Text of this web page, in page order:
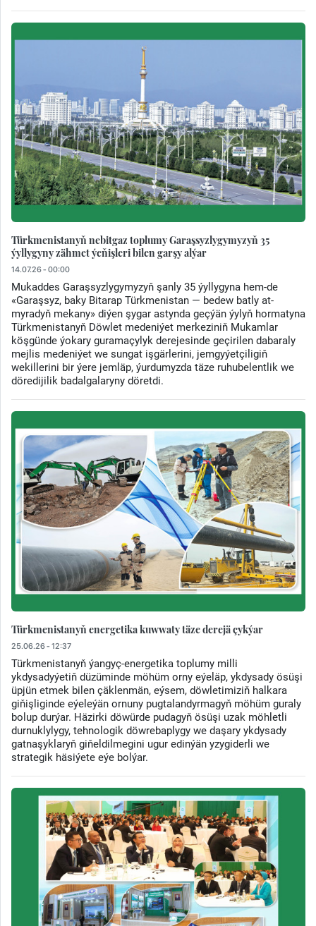
Türkmenistanyň nebitgaz toplumy Garaşsyzlygymyzyň 35
ýyllygyny zähmet ýeňişleri bilen garşy alýar
14.07.26 - 00:00
Mukaddes Garaşsyzlygymyzyň şanly 35 ýyllygyna hem-de
«Garaşsyz, baky Bitarap Türkmenistan — bedew batly at-
myradyň mekany» diýen şygar astynda geçýän ýylyň hormatyna
Türkmenistanyň Döwlet medeniýet merkeziniň Mukamlar
köşgünde ýokary guramaçylyk derejesinde geçirilen dabaraly
mejlis medeniýet we sungat işgärlerini, jemgyýetçiligiň
wekillerini bir ýere jemläp, ýurdumyzda täze ruhubelentlik we
döredijilik badalgalaryny döretdi.
Türkmenistanyň energetika kuwwaty täze derejä çykýar
25.06.26 - 12:37
Türkmenistanyň ýangyç-energetika toplumy milli
ykdysadyýetiň düzüminde möhüm orny eýeläp, ykdysady ösüşi
üpjün etmek bilen çäklenmän, eýsem, döwletimiziň halkara
giňişliginde eýeleýän ornuny pugtalandyrmagyň möhüm guraly
bolup durýar. Häzirki döwürde pudagyň ösüşi uzak möhletli
durnuklylygy, tehnologik döwrebaplygy we daşary ykdysady
gatnaşyklaryň giňeldilmegini ugur edinýän yzygiderli we
strategik häsiýete eýe bolýar.